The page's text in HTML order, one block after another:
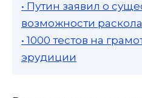
• Путин заявил о
возможности
• 1000 тестов на
эрудиции